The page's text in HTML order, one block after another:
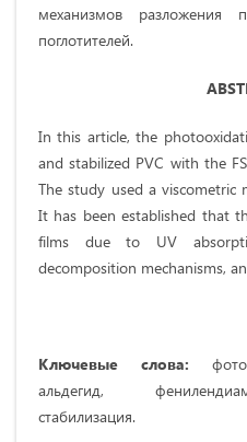
механизмов разложения
поглотителей.
In this article, the
and stabilized PVC with the
The study used a viscometric
It has been established that
films due to UV
decomposition mechanisms,
Ключевые слова:
альдегид,
стабилизация.